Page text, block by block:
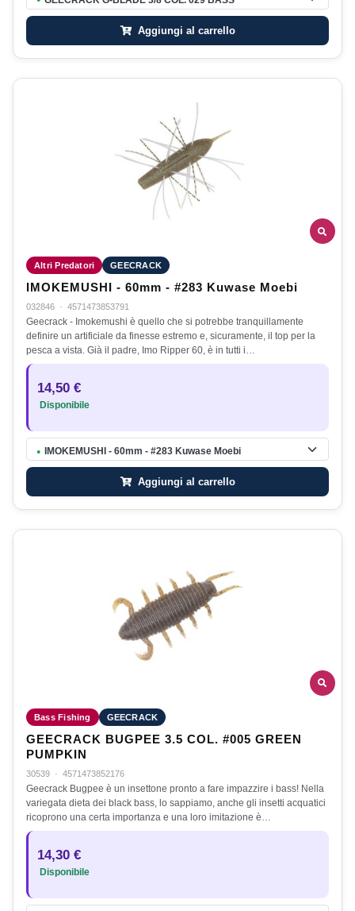
Aggiungi al carrello
Altri Predatori GEECRACK
IMOKEMUSHI - 60mm - #283 Kuwase Moebi
032846 · 4571473853791
Geecrack - Imokemushi è quello che si potrebbe tranquillamente
definire un artificiale da finesse estremo e, sicuramente, il top per la
pesca a vista. Già il padre, Imo Ripper 60, è in tutti i…
14,50 €
Disponibile
● IMOKEMUSHI - 60mm - #283 Kuwase Moebi
Aggiungi al carrello
Bass Fishing GEECRACK
GEECRACK BUGPEE 3.5 COL. #005 GREEN
PUMPKIN
30539 · 4571473852176
Geecrack Bugpee è un insettone pronto a fare impazzire i bass! Nella
variegata dieta dei black bass, lo sappiamo, anche gli insetti acquatici
ricoprono una certa importanza e una loro imitazione è…
14,30 €
Disponibile